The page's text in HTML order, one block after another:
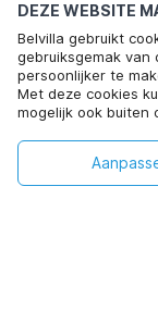
DEZE WEBSITE
Belvilla gebruikt
gebruiksgemak
persoonlijker te
Met deze cookies
mogelijk ook buiten
social media.
Door op
informatie vind je
E-mailadres*
Klik hier om je
kunt je in de
€267
+